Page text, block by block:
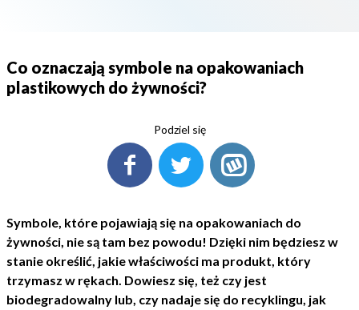
Co oznaczają symbole na opakowaniach
plastikowych do żywności?
Podziel się
Symbole, które pojawiają się na opakowaniach do
żywności, nie są tam bez powodu! Dzięki nim będziesz w
stanie określić, jakie właściwości ma produkt, który
trzymasz w rękach. Dowiesz się, też czy jest
biodegradowalny lub, czy nadaje się do recyklingu, jak